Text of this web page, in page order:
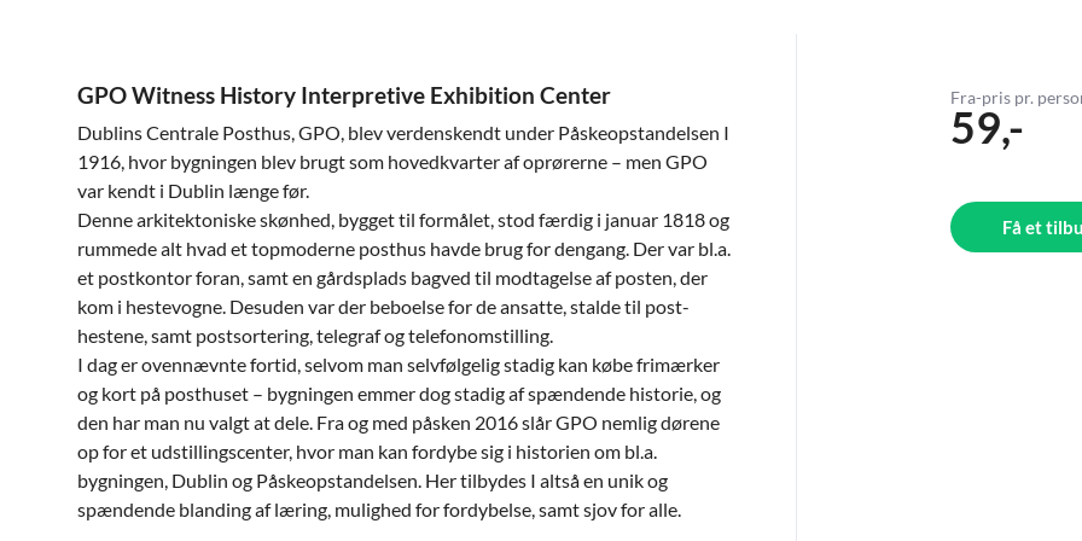
GPO Witness History Interpretive Exhibition Center
Dublins Centrale Posthus, GPO, blev verdenskendt under Påskeopstandelsen I
1916, hvor bygningen blev brugt som hovedkvarter af oprørerne – men GPO
var kendt i Dublin længe før.
Denne arkitektoniske skønhed, bygget til formålet, stod færdig i januar 1818 og
rummede alt hvad et topmoderne posthus havde brug for dengang. Der var bl.a.
et postkontor foran, samt en gårdsplads bagved til modtagelse af posten, der
kom i hestevogne. Desuden var der beboelse for de ansatte, stalde til post-
hestene, samt postsortering, telegraf og telefonomstilling.
I dag er ovennævnte fortid, selvom man selvfølgelig stadig kan købe frimærker
og kort på posthuset – bygningen emmer dog stadig af spændende historie, og
den har man nu valgt at dele. Fra og med påsken 2016 slår GPO nemlig dørene
op for et udstillingscenter, hvor man kan fordybe sig i historien om bl.a.
bygningen, Dublin og Påskeopstandelsen. Her tilbydes I altså en unik og
spændende blanding af læring, mulighed for fordybelse, samt sjov for alle.
Fra-pris pr.
59,-
Få et